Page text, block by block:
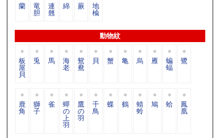
蘭 竜
胆
連
翹
綿 蕨 地
楡
動物紋
板
屋
貝
兎 馬 海
老
鴛
鴦
貝 蟹 亀 烏 雁 蝙
蝠
鷺
鹿
角
獅
子
雀 蟬
の
上
羽
鷹
の
羽
千
鳥
蝶 鶴 蜻
蛉
鳩 蛤 鳳
凰